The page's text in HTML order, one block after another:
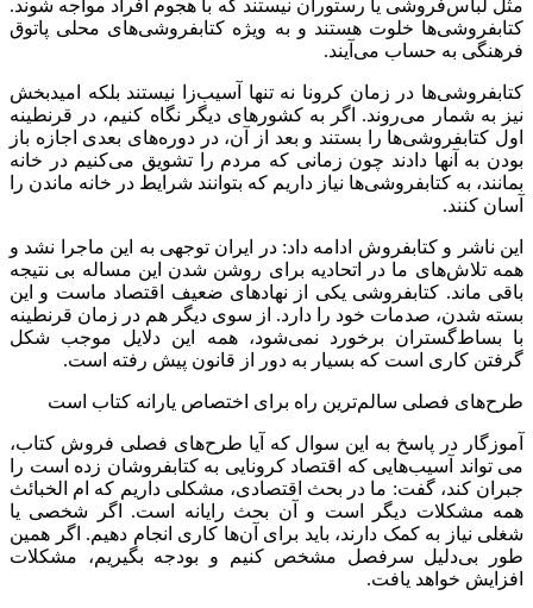
مثل لباس‌فروشی یا رستوران نیستند که با هجوم افراد مواجه شوند.
کتابفروشی‌ها خلوت هستند و به ویژه کتابفروشی‌های محلی پاتوق
فرهنگی به حساب می‌آیند.
کتابفروشی‌ها در زمان کرونا نه تنها آسیب‌زا نیستند بلکه امیدبخش
نیز به شمار می‌روند. اگر به کشورهای دیگر نگاه کنیم، در قرنطینه
اول کتابفروشی‌ها را بستند و بعد از آن، در دوره‌های بعدی اجازه باز
بودن به آنها دادند چون زمانی که مردم را تشویق می‌کنیم در خانه
بمانند، به کتابفروشی‌ها نیاز داریم که بتوانند شرایط در خانه ماندن را
آسان کنند.
این ناشر و کتابفروش ادامه داد: در ایران توجهی به این ماجرا نشد و
همه تلاش‌های ما در اتحادیه برای روشن شدن این مساله بی نتیجه
باقی ماند. کتابفروشی یکی از نهادهای ضعیف اقتصاد ماست و این
بسته شدن، صدمات خود را دارد. از سوی دیگر هم در زمان قرنطینه
با بساط‌گستران برخورد نمی‌شود، همه این دلایل موجب شکل
گرفتن کاری است که بسیار به دور از قانون پیش رفته است.
طرح‌های فصلی سالم‌ترین راه برای اختصاص یارانه کتاب است
آموزگار در پاسخ به این سوال که آیا طرح‌های فصلی فروش کتاب،
می تواند آسیب‌هایی که اقتصاد کرونایی به کتابفروشان زده است را
جبران کند، گفت: ما در بحث اقتصادی، مشکلی داریم که ام الخبائث
همه مشکلات دیگر است و آن بحث رایانه است. اگر شخصی یا
شغلی نیاز به کمک دارند، باید برای آن‌ها کاری انجام دهیم. اگر همین
طور بی‌دلیل سرفصل مشخص کنیم و بودجه بگیریم، مشکلات
افزایش خواهد یافت.